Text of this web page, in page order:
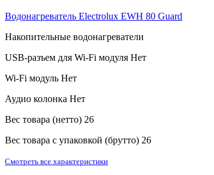
Водонагреватель Electrolux EWH 80 Guard
Накопительные водонагреватели
USB-разъем для Wi-Fi модуля Нет
Wi-Fi модуль Нет
Аудио колонка Нет
Вес товара (нетто) 26
Вес товара с упаковкой (брутто) 26
Смотреть все характеристики